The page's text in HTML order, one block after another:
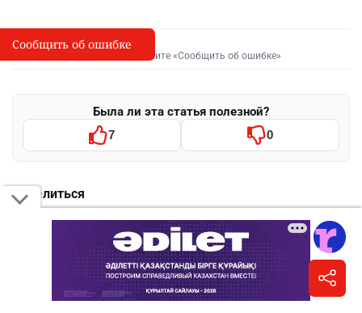
I
Сообщить об опечатке
Выделите фрагмент и нажмите «Сообщить об ошибке»
Была ли эта статья полезной?
7 0
Поделиться
Telegram
Facebook
Сообщить об ошибке